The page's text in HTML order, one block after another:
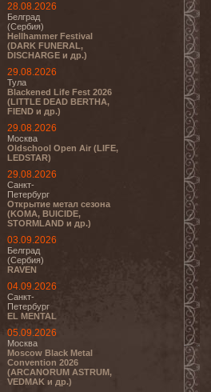
28.08.2026
Белград
(Сербия)
Hellhammer Festival
(DARK FUNERAL,
DISCHARGE и др.)
29.08.2026
Тула
Blackened Life Fest 2026
(LITTLE DEAD BERTHA,
FIEND и др.)
29.08.2026
Москва
Oldschool Open Air (LIFE,
LEDSTAR)
29.08.2026
Санкт-
Петербург
Открытие метал сезона
(KOMA, BUICIDE,
STORMLAND и др.)
03.09.2026
Белград
(Сербия)
RAVEN
04.09.2026
Санкт-
Петербург
EL MENTAL
05.09.2026
Москва
Moscow Black Metal
Convention 2026
(ARCANORUM ASTRUM,
VEDMAK и др.)